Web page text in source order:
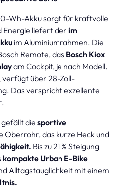
Wh-Akku sorgt für kraftvolle
Energie liefert der im
im Aluminiumrahmen. Die
Remote, das Bosch Kiox
am Cockpit, je nach Modell.
verfügt über 28-Zoll-
Das verspricht exzellente
die sportive
Oberrohr, das kurze Heck und
Bis zu 21 % Steigung
kompakte Urban E-Bike
Alltagstauglichkeit mit einem